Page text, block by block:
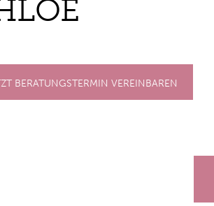
BERATUNGSTERMIN VEREINBAREN